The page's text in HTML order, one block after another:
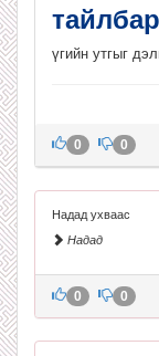
үгийн утгыг
0 0
Надад ухваас
Надад
0 0